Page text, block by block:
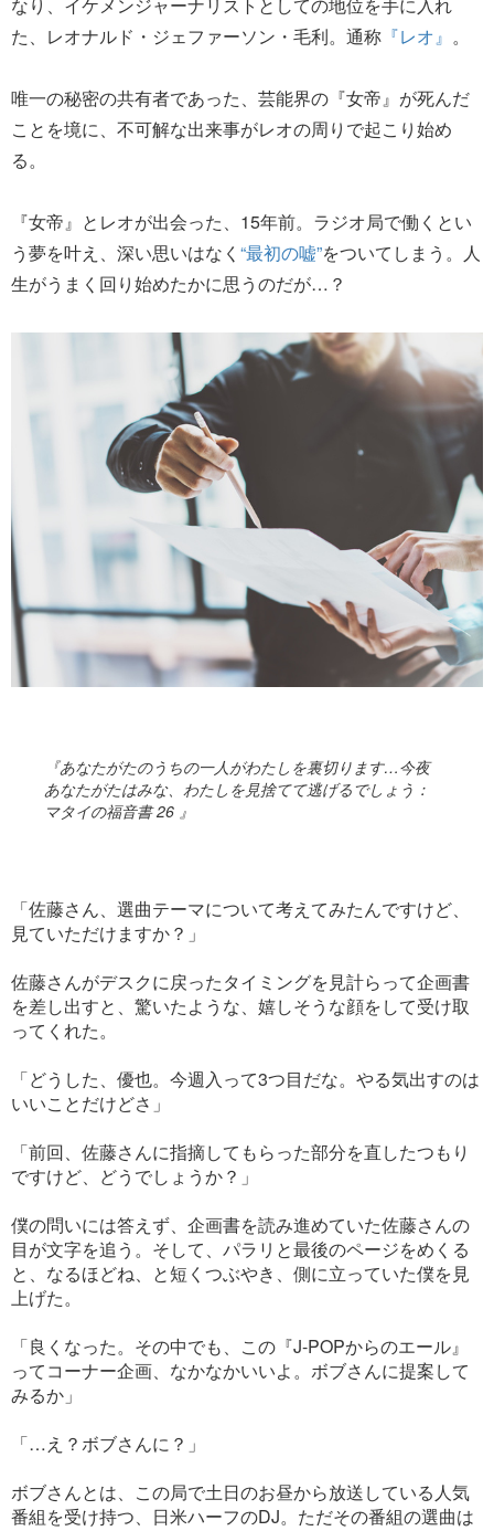
た、レオナルド・ジェファーソン・毛利。通称 『レオ』 。
唯一の秘密の共有者であった、芸能界の『女帝』が死んだ
ことを境に、不可解な出来事がレオの周りで起こり始め
る。
『女帝』とレオが出会った、15年前。ラジオ局で働くとい
う夢を叶え、深い思いはなく “最初の嘘”をついてしまう。人
生がうまく回り始めたかに思うのだが…？
『あなたがたのうちの一人がわたしを裏切ります…今夜
あなたがたはみな、わたしを見捨てて逃げるでしょう：
マタイの福音書 26 』
「佐藤さん、選曲テーマについて考えてみたんですけど、
見ていただけますか？」
佐藤さんがデスクに戻ったタイミングを見計らって企画書
を差し出すと、驚いたような、嬉しそうな顔をして受け取
ってくれた。
「どうした、優也。今週入って3つ目だな。やる気出すのは
いいことだけどさ」
「前回、佐藤さんに指摘してもらった部分を直したつもり
ですけど、どうでしょうか？」
僕の問いには答えず、企画書を読み進めていた佐藤さんの
目が文字を追う。そして、パラリと最後のページをめくる
と、なるほどね、と短くつぶやき、側に立っていた僕を見
上げた。
「良くなった。その中でも、この『J-POPからのエール』
ってコーナー企画、なかなかいいよ。ボブさんに提案して
みるか」
「…え？ボブさんに？」
ボブさんとは、この局で土日のお昼から放送している人気
番組を受け持つ、日米ハーフのDJ。ただその番組の選曲は